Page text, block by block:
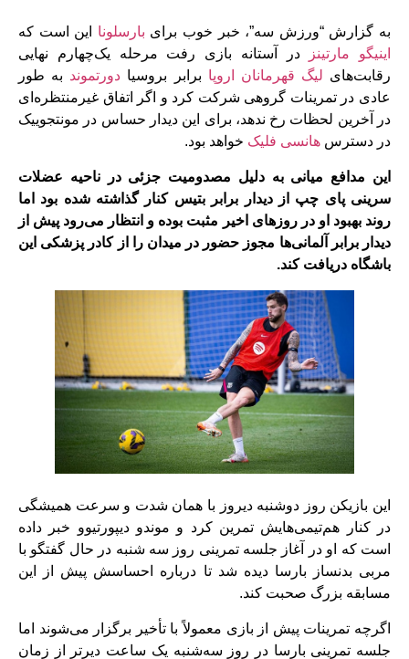
به گزارش “ورزش سه”، خبر خوب برای بارسلونا این است که
اینیگو مارتینز
در آستانه بازی رفت مرحله یک‌‌چهارم نهایی
رقابت‌های لیگ قهرمانان اروپا برابر بروسیا دورتموند به‌ طور
عادی در تمرینات گروهی شرکت کرد و اگر اتفاق غیرمنتظره‌ای
در آخرین لحظات رخ ندهد، برای این دیدار حساس در مونتجوییک
در دسترس هانسی فلیک خواهد بود.
این مدافع میانی به‌ دلیل مصدومیت جزئی در ناحیه عضلات
سرینی پای چپ از دیدار برابر بتیس کنار گذاشته شده بود اما
روند بهبود او در روزهای اخیر مثبت بوده و انتظار می‌رود پیش از
دیدار برابر آلمانی‌ها مجوز حضور در میدان را از کادر پزشکی این
باشگاه دریافت کند.
این بازیکن روز دوشنبه دیروز با همان شدت و سرعت همیشگی
در کنار هم‌تیمی‌هایش تمرین کرد و موندو دیپورتیوو خبر داده
است که او در آغاز جلسه تمرینی روز سه شنبه در حال گفتگو با
مربی بدنساز بارسا دیده شد تا درباره احساسش پیش از این
مسابقه بزرگ صحبت کند.
اگرچه تمرینات پیش از بازی معمولاً با تأخیر برگزار می‌شوند اما
جلسه تمرینی بارسا در روز سه‌شنبه یک ساعت دیرتر از زمان